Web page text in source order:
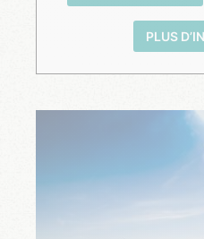
PLUS